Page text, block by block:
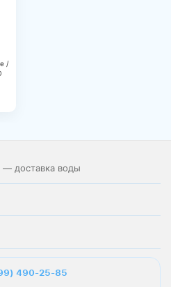
/
доставка воды
490-25-85